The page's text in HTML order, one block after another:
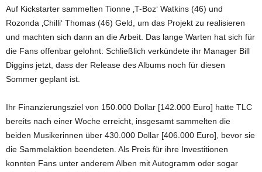
Auf Kickstarter sammelten Tionne ‚T-Boz‘ Watkins (46) und
Rozonda ‚Chilli‘ Thomas (46) Geld, um das Projekt zu realisieren
und machten sich dann an die Arbeit. Das lange Warten hat sich für
die Fans offenbar gelohnt: Schließlich verkündete ihr Manager Bill
Diggins jetzt, dass der Release des Albums noch für diesen
Sommer geplant ist.
Ihr Finanzierungsziel von 150.000 Dollar [142.000 Euro] hatte TLC
bereits nach einer Woche erreicht, insgesamt sammelten die
beiden Musikerinnen über 430.000 Dollar [406.000 Euro], bevor sie
die Sammelaktion beendeten. Als Preis für ihre Investitionen
konnten Fans unter anderem Alben mit Autogramm oder sogar